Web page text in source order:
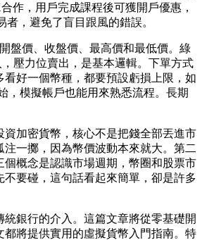
作，用戶完成課程後可獲開戶優惠，
，避免了盲目跟風的錯誤。
盤價、收盤價、最高價和最低價。綠
壓力位賣出，是基本邏輯。下單方式
好一個幣種，都要預設虧損上限，如
，模擬帳戶也能用來熟悉流程。長期
加密貨幣，核心不是把錢全部丟進市
一擲，因為幣價波動本來就大。第二
概念是認識市場週期，幣圈和股票市
要碰，這句話看起來簡單，卻是許多
銀行的介入。這篇文章將從零基礎開
將提供實用的虛擬貨幣入門指南。特